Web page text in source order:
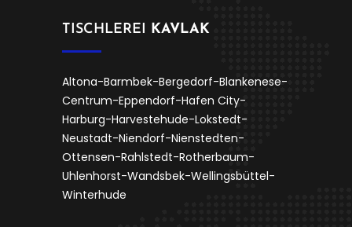
TISCHLEREI KAVLAK
Altona-Barmbek-Bergedorf-Blankenese-
Centrum-Eppendorf-Hafen City-
Harburg-Harvestehude-Lokstedt-
Neustadt-Niendorf-Nienstedten-
Ottensen-Rahlstedt-Rotherbaum-
Uhlenhorst-Wandsbek-Wellingsbüttel-
Winterhude